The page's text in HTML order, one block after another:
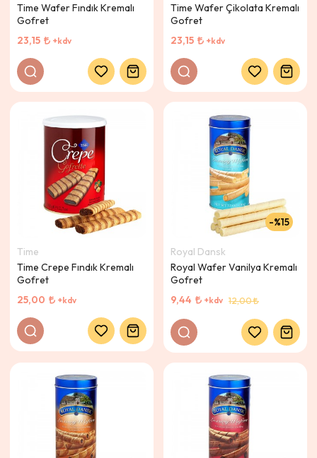
Time Wafer Fındık Kremalı
Gofret
23,15
+kdv
Time Wafer Çikolata Kremalı
Gofret
23,15
+kdv
Time
Time Crepe Fındık Kremalı
Gofret
25,00
+kdv
Royal Dansk
Royal Wafer Vanilya Kremalı
Gofret
9,44
+kdv 12,00
%15